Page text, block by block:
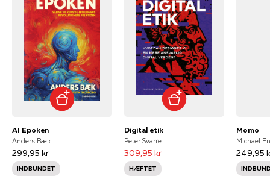
AI Epoken
Anders Bæk
299,95 kr
INDBUNDET
Digital etik
Peter Svarre
309,95 kr
HÆFTET
Momo
Michael
249,95